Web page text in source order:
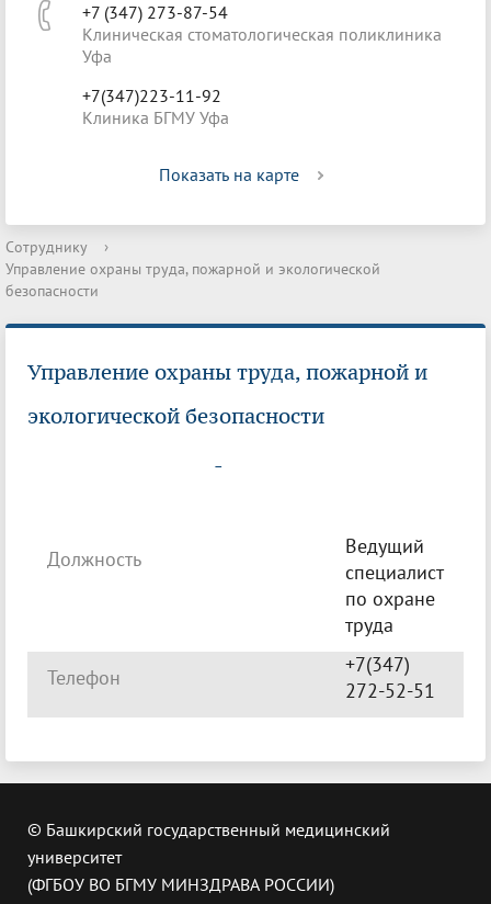
+7 (347) 273-87-54
Клиническая стоматологическая поликлиника
Уфа
+7(347)223-11-92
Клиника БГМУ Уфа
Показать на карте
Сотруднику
›
Управление охраны труда, пожарной и экологической
безопасности
Управление охраны труда, пожарной и
экологической безопасности
-
Должность
Ведущий
специалист
по охране
труда
Телефон
+7(347)
272-52-51
© Башкирский государственный медицинский
университет
(ФГБОУ ВО БГМУ МИНЗДРАВА РОССИИ)